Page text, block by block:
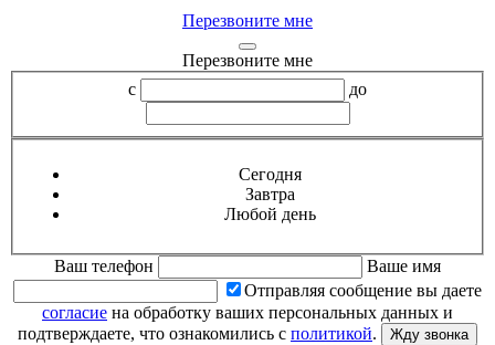
Перезвоните мне
Перезвоните мне
с
до
Сегодня
Завтра
Любой день
Ваш телефон
Ваше имя
Отправляя сообщение вы даете
согласие на обработку ваших персональных данных и
подтверждаете, что ознакомились с политикой. Жду звонка